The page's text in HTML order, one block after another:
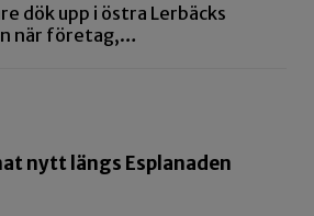
dök upp i östra Lerbäcks
när företag,…
nytt längs Esplanaden